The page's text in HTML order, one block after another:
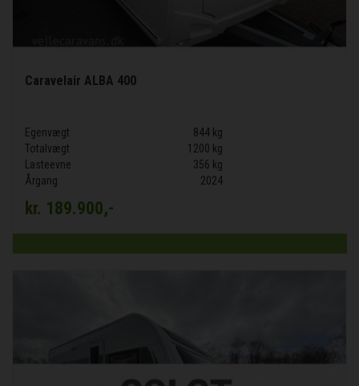
Caravelair ALBA 400
Egenvægt
844 kg
Totalvægt
1200 kg
Lasteevne
356 kg
Årgang
2024
kr. 189.900,-